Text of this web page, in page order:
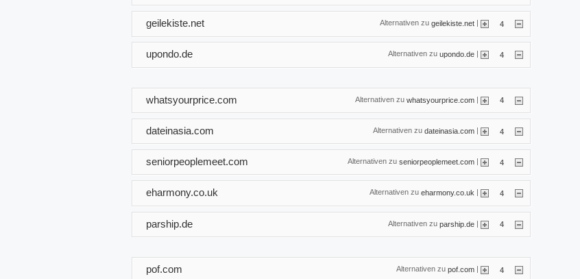
Alternativen zu geilekiste.net | 4
geilekiste.net
Alternativen zu upondo.de 4
upondo.de
Alternativen zu whatsyourprice.com | 4
whatsyourprice.com
Alternativen zu dateinasia.com | 4
dateinasia.com
Alternativen zu seniorpeoplemeet.com | 4
seniorpeoplemeet.com
Alternativen zu eharmony.co.uk 4
eharmony.co.uk
Alternativen zu parship.de | 4
parship.de
Alternativen zu pof.com | 4
pof.com